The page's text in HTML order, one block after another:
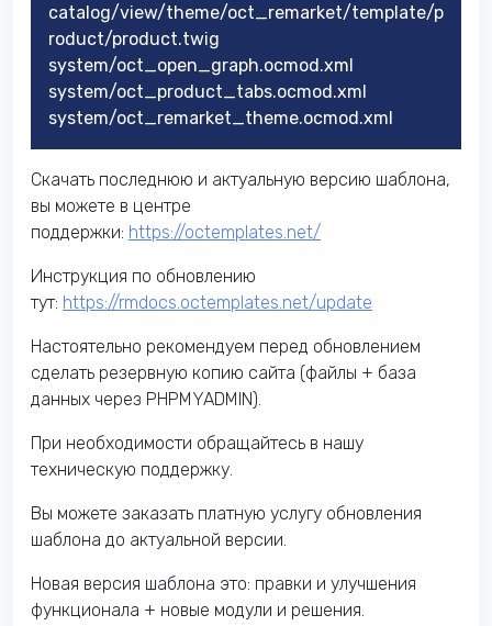
catalog/view/theme/oct_remarket/template/p
roduct/product.twig
system/oct_open_graph.ocmod.xml
system/oct_product_tabs.ocmod.xml
system/oct_remarket_theme.ocmod.xml
Скачать последнюю и актуальную версию шаблона,
вы можете в центре
поддержки: https://octemplates.net/
Инструкция по обновлению
тут: https://rmdocs.octemplates.net/update
Настоятельно рекомендуем перед обновлением
сделать резервную копию сайта (файлы + база
данных через PHPMYADMIN).
При необходимости обращайтесь в нашу
техническую поддержку.
Вы можете заказать платную услугу обновления
шаблона до актуальной версии.
Новая версия шаблона это: правки и улучшения
функционала + новые модули и решения.